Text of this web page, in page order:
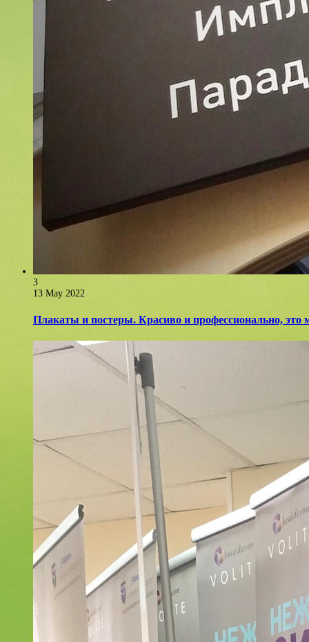
3
13 May 2022
Плакаты и постеры. Красиво и профессионально, это